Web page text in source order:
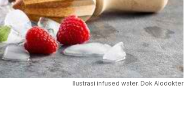
Ilustrasi infused water. Dok Alodokter